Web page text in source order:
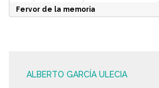
Fervor de la memoria
ALBERTO GARCÍA ULECIA